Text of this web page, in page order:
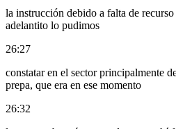
la instrucción debido a falta de
adelantito lo pudimos
26:27
constatar en el sector principalmente
prepa, que era en ese momento
26:32